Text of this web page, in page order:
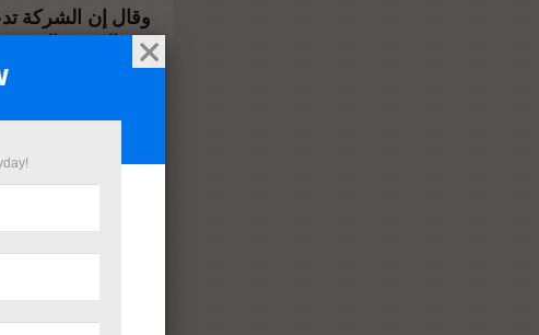
وقال إن الشركة
في السوق
4000 هاتف. وذلك خلال العامين الماضيين.
2023.
ضمانًا لمدة 12 شهرًا. ويمنح ذلك العملاء تجربة قريبة من الأجهزة الجديدة.